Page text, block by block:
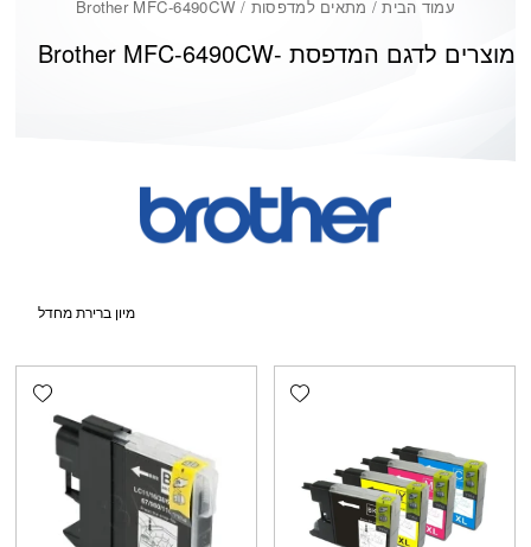
עמוד הבית/ מתאים למדפסות / Brother MFC-6490CW
Brother MFC-6490CWמוצרים לדגם המדפסת -
Add wishlist